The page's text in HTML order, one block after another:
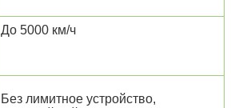
До 5000 км/ч
Без лимитное устройство,